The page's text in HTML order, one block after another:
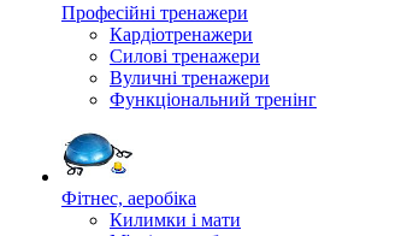
Професійні тренажери
Кардіотренажери
Силові тренажери
Вуличні тренажери
Функціональний тренінг
Фітнес, аеробіка
Килимки і мати